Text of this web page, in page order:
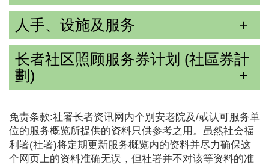
人手、设施及服务
长者社区照顾服务券计划 (社區券計
劃)
免责条款:社署长者资讯网内个别安老院及/或认可服务单
位的服务概览所提供的资料只供参考之用。虽然社会福
利署(社署)将定期更新服务概览内的资料并尽力确保这
个网页上的资料准确无误，但社署并不对该等资料的准